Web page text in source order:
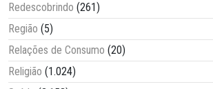
Redescobrindo (261)
Região (5)
Relações de Consumo (20)
Religião (1.024)